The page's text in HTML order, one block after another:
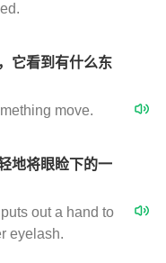
它看到有什么东
move.
地将眼睑下的一
out a hand to
eyelash.